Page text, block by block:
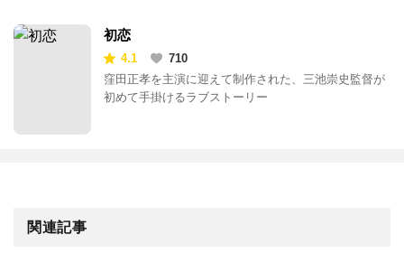
初恋
4.1
710
窪田正孝を主演に迎えて制作された、三池崇史監督が
初めて手掛けるラブストーリー
関連記事